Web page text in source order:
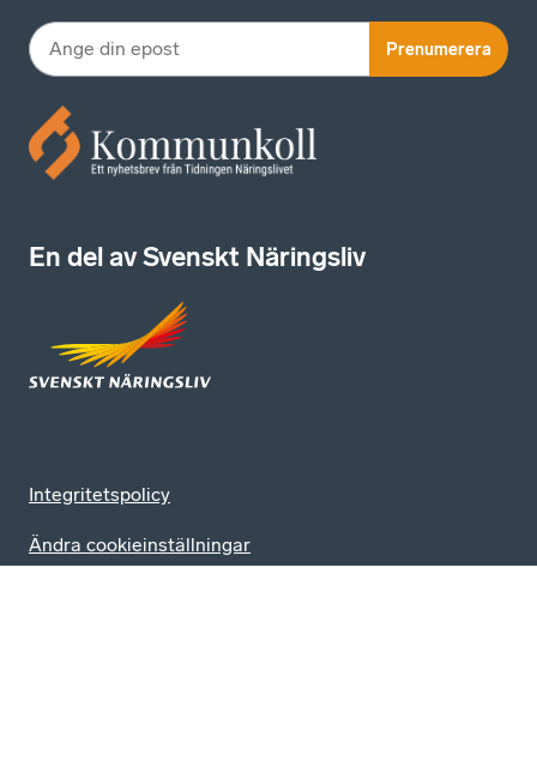
Prenumerera
En del av Svenskt Näringsliv
Integritetspolicy
Ändra cookieinställningar